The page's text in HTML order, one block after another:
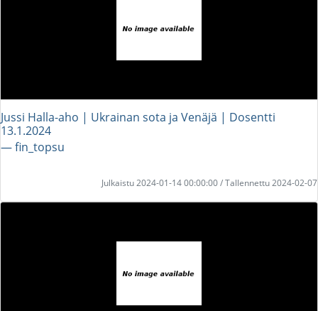
Jussi Halla-aho | Ukrainan sota ja Venäjä | Dosentti
13.1.2024
― fin_topsu
Julkaistu 2024-01-14 00:00:00 / Tallennettu 2024-02-07